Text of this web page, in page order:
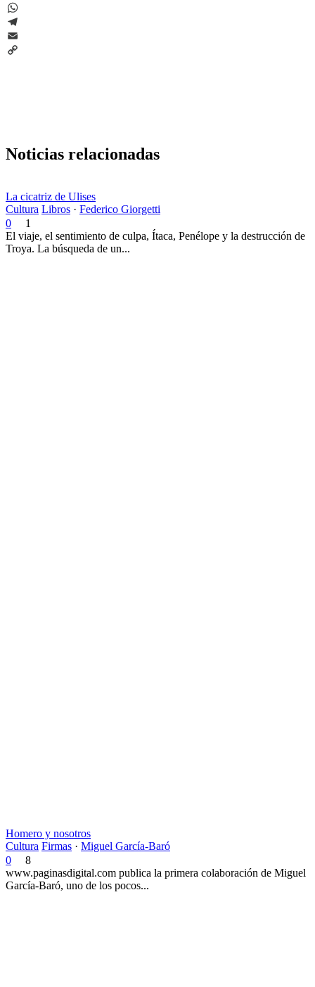
LinkedIn
WhatsApp
Telegram
Email
Noticias relacionadas
La cicatriz de Ulises
Cultura Libros · Federico Giorgetti
0
1
El viaje, el sentimiento de culpa, Ítaca, Penélope y la destrucción de
Troya. La búsqueda de un...
Homero y nosotros
Cultura Firmas · Miguel García-Baró
0
8
www.paginasdigital.com publica la primera colaboración de Miguel
García-Baró, uno de los pocos...